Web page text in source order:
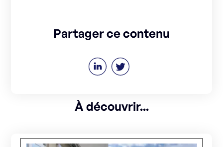
Partager ce contenu
À découvrir...